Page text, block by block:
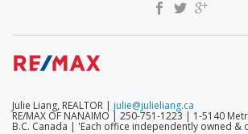
Julie Liang, REALTOR | julie@julieliang.ca
RE/MAX OF NANAIMO | 250-751-1223 | 1-5140
B.C. Canada | 'Each office independently owned &